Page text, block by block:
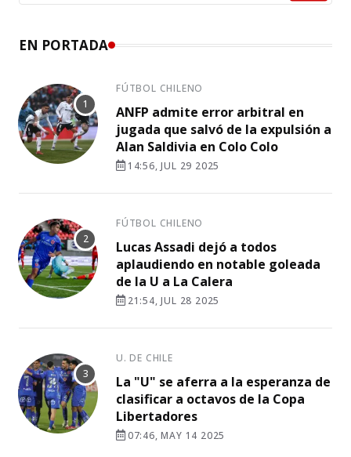
EN PORTADA
FÚTBOL CHILENO
ANFP admite error arbitral en
jugada que salvó de la expulsión a
Alan Saldivia en Colo Colo
14:56, JUL 29 2025
FÚTBOL CHILENO
Lucas Assadi dejó a todos
aplaudiendo en notable goleada
de la U a La Calera
21:54, JUL 28 2025
U. DE CHILE
La "U" se aferra a la esperanza de
clasificar a octavos de la Copa
Libertadores
07:46, MAY 14 2025